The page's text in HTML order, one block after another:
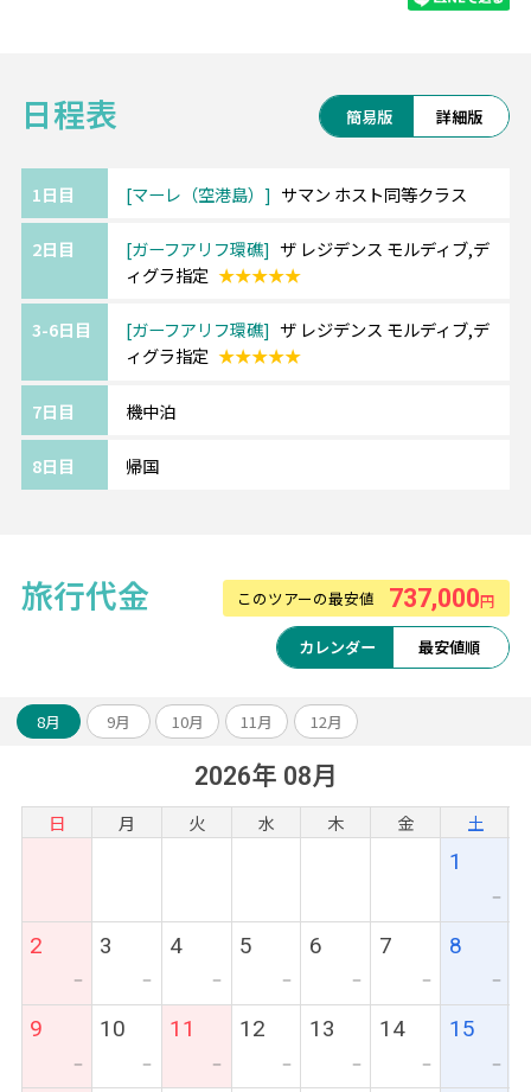
つの島を繋ぐ全長約1㎞の桟橋は写真映え間違
グレード：★★★★★
アクセス：空港から国内線とスピードボート
※日本深夜発の場合はリゾート全泊
日程表 簡易版 詳細版
1日目 マーレ（空港島） サマン ホスト同等クラス
2日目 ガーフアリフ環礁
ザ レジデンス モルディブ,デ
ィグラ指定 ★★★★★
3-6日目 ガーフアリフ環礁
ザ レジデンス モルディブ,デ
ィグラ指定 ★★★★★
7日目 機中泊
8日目 帰国
旅行代金 このツアーの最安値 737,000円
カレンダー 最安値順
8月 9月 10月 11月 12月
2026年 08月
日 月 火 水 木 金 土
1
ー
2
ー
3
ー
4
ー
5
ー
6
ー
7
ー
8
ー
9
ー
10
ー
11
ー
12
ー
13
ー
14
ー
15
ー